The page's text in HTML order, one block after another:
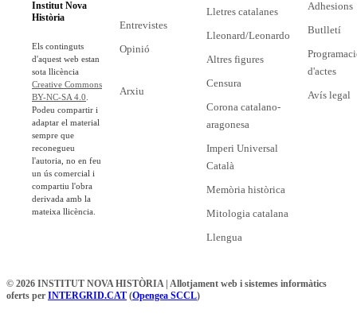
Institut Nova
Història
Els continguts
d'aquest web estan
sota llicència
Creative Commons
BY-NC-SA 4.0
Podeu compartir i
adaptar el material
sempre que
reconegueu
l'autoria, no en feu
un ús comercial i
compartiu l'obra
derivada amb la
mateixa llicència.
Entrevistes
Opinió
Arxiu
Lletres catalanes
Lleonard/Leonardo
Altres figures
Censura
Corona catalano-
aragonesa
Imperi Universal
Català
Memòria històrica
Mitologia catalana
Llengua
Adhesions
Butlletí
d'actes
Avís legal
© 2026 INSTITUT NOVA HISTÒRIA | Allotjament web i sistemes informàtics
oferts per INTERGRID.CAT (Opengea SCCL)